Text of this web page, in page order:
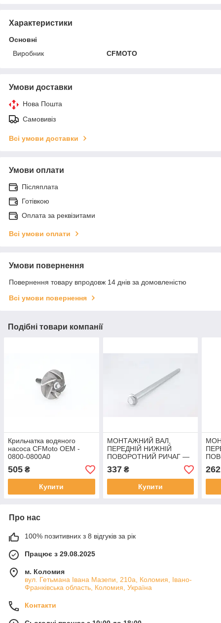
Характеристики
Основні
Виробник
CFMOTO
Умови доставки
Нова Пошта
Самовивіз
Всі умови доставки
Умови оплати
Післяплата
Готівкою
Оплата за реквізитами
Всі умови оплати
Умови повернення
Повернення товару впродовж 14 днів за домовленістю
Всі умови повернення
Подібні товари компанії
Крильчатка водяного
насоса CFMoto OEM -
0800-0800A0
505 ₴
Купити
МОНТАЖНИЙ ВАЛ,
ПЕРЕДНІЙ НИЖНІЙ
ПОВОРОТНИЙ РИЧАГ —
CFMoto OEM — 5BY0-
050203
337₴
Купити
262
Про нас
100% позитивних з 8 відгуків за рік
Працює з 29.08.2025
м. Коломия
вул. Гетьмана Івана Мазепи, 210а, Коломия, Івано-
Франківська область, Коломия, Україна
Контакти